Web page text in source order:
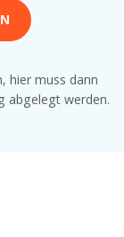
hier muss dann
abgelegt werden.